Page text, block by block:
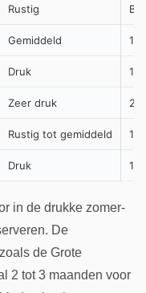
Rustig
Gemiddeld
Druk
Zeer druk
Rustig tot gemiddeld
Druk
in de drukke zomer-
De
de Grote
2 tot 3 maanden voor